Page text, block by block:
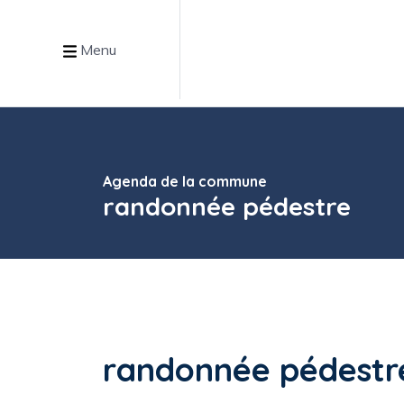
Menu
Agenda de la commune
randonnée pédestre
randonnée